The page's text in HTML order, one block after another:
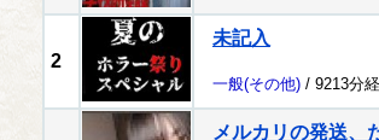
2
未記入
一般(その他) / 9213分
メルカリの発送、